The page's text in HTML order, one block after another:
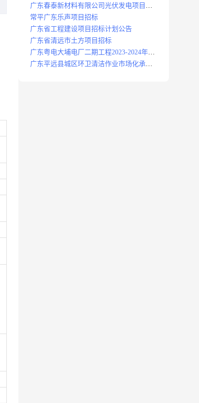
录
广东春泰新材料有限公司光伏发电项目招
标
常平广东乐声项目招标
广东省工程建设项目招标计划公告
广东省清远市土方项目招标
广东粤电大埔电厂二期工程2023-2024年度
安保服务项目招标公告
广东平远县城区环卫清洁作业市场化承包